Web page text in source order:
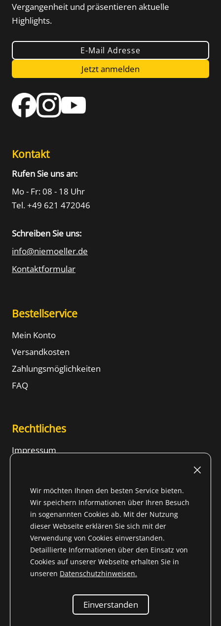
Vergangenheit und präsentieren aktuelle
Highlights.
E-Mail Adresse
Jetzt anmelden
Kontakt
Rufen Sie uns an:
Mo - Fr: 08 - 18 Uhr
Tel. +49 621 472046
Schreiben Sie uns:
info@niemoeller.de
Kontaktformular
Bestellservice
Mein Konto
Versandkosten
Zahlungsmöglichkeiten
FAQ
Rechtliches
Impressum
Datenschutzhinweise
Inhalt
© 2004-2026 Niemöller
Lieferland wechseln) zzgl.Versandkosten
Nachnahmegebühren, wenn nicht anders beschrieben
Wir möchten Ihnen den besten Service bieten.
Wir speichern Informationen über Ihren Besuch
in sogenannten Cookies ab. Mit der Nutzung
dieser Webseite erklären Sie sich mit der
Verwendung von Cookies einverstanden.
Detaillierte Informationen über den Einsatz von
Cookies auf unserer Webseite erhalten Sie in
unseren Datenschutzhinweisen.
Einverstanden